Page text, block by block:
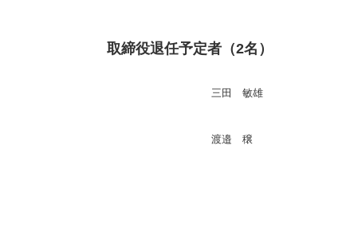
取締役退任予定者（2名）
三田 敏雄
渡邉 穣